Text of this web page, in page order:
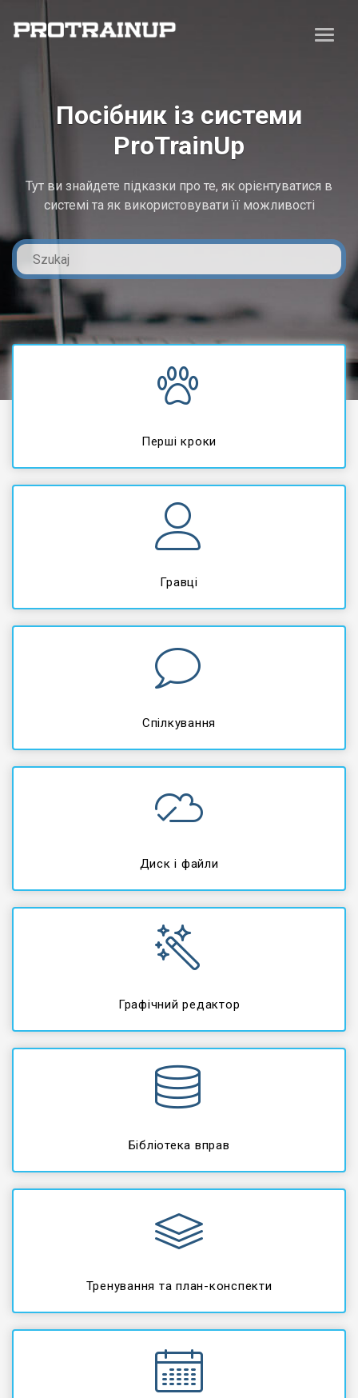
Посібник із системи
ProTrainUp
Тут ви знайдете підказки про те, як орієнтуватися в
системі та як використовувати її можливості
Перші кроки
Гравці
Спілкування
Диск і файли
Графічний редактор
Бібліотека вправ
Тренування та план-конспекти